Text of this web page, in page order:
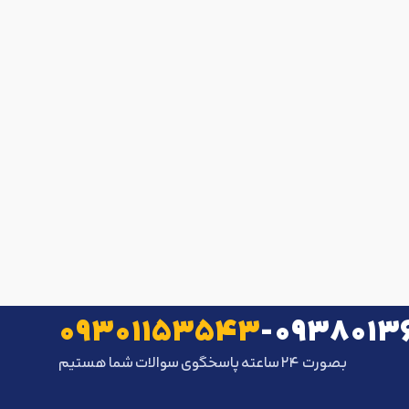
۰۹۳۰۱۱۵۳۵۴۳-
بصورت ۲۴ ساعته پاسخگوی سوالات شما هستیم